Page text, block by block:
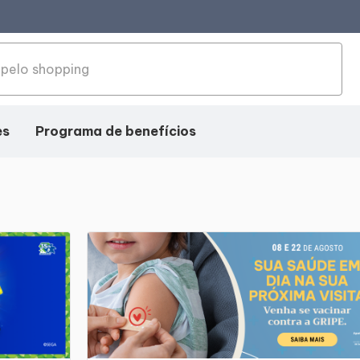
Programa de benefícios